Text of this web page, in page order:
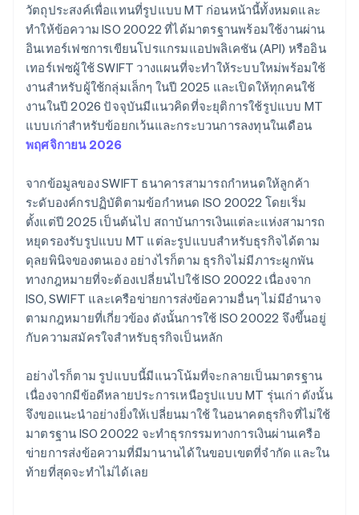
วัตถุประสงค์เพื่อแทนที่รูปแบบ MT ก่อนหน้านี้ทั้งหมดและ
ทําให้ข้อความ ISO 20022 ที่ได้มาตรฐานพร้อมใช้งานผ่าน
อินเทอร์เฟซการเขียนโปรแกรมแอปพลิเคชัน (API) หรืออิน
เทอร์เฟซผู้ใช้ SWIFT วางแผนที่จะทําให้ระบบใหม่พร้อมใช้
งานสําหรับผู้ใช้กลุ่มเล็กๆ ในปี 2025 และเปิดให้ทุกคนใช้
งานในปี 2026 ปัจจุบันมีแนวคิดที่จะยุติการใช้รูปแบบ MT
แบบเก่าสําหรับข้อยกเว้นและกระบวนการลงทุนในเดือน
พฤศจิกายน 2026
จากข้อมูลของ SWIFT ธนาคารสามารถกําหนดให้ลูกค้า
ระดับองค์กรปฏิบัติตามข้อกําหนด ISO 20022 โดยเริ่ม
ตั้งแต่ปี 2025 เป็นต้นไป สถาบันการเงินแต่ละแห่งสามารถ
หยุดรองรับรูปแบบ MT แต่ละรูปแบบสําหรับธุรกิจได้ตาม
ดุลยพินิจของตนเอง อย่างไรก็ตาม ธุรกิจไม่มีภาระผูกพัน
ทางกฎหมายที่จะต้องเปลี่ยนไปใช้ ISO 20022 เนื่องจาก
ISO, SWIFT และเครือข่ายการส่งข้อความอื่นๆ ไม่มีอํานาจ
ตามกฎหมายที่เกี่ยวข้อง ดังนั้นการใช้ ISO 20022 จึงขึ้นอยู่
กับความสมัครใจสําหรับธุรกิจเป็นหลัก
อย่างไรก็ตาม รูปแบบนี้มีแนวโน้มที่จะกลายเป็นมาตรฐาน
เนื่องจากมีข้อดีหลายประการเหนือรูปแบบ MT รุ่นเก่า ดังนั้น
จึงขอแนะนําอย่างยิ่งให้เปลี่ยนมาใช้ ในอนาคตธุรกิจที่ไม่ใช้
มาตรฐาน ISO 20022 จะทําธุรกรรมทางการเงินผ่านเครือ
ข่ายการส่งข้อความที่มีมานานได้ในขอบเขตที่จํากัด และใน
ท้ายที่สุดจะทำไม่ได้เลย